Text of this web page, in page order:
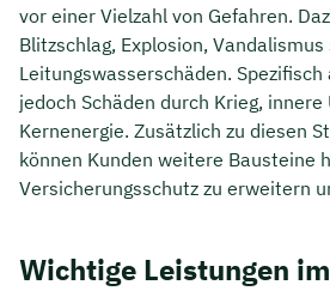
vor einer Vielzahl von Gefahren.
Blitzschlag, Explosion, Vandalismus
Leitungswasserschäden.
jedoch Schäden durch Krieg, innere
Kernenergie. Zusätzlich zu diesen
können Kunden weitere Bausteine
Versicherungsschutz zu erweitern
Wichtige Leistungen